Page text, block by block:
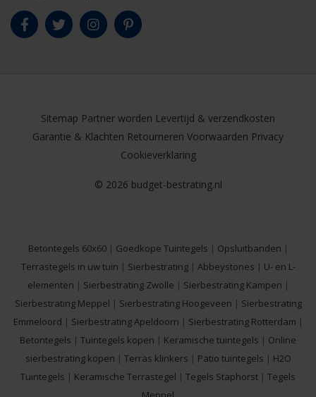
Sitemap Partner worden Levertijd & verzendkosten
Garantie & Klachten Retourneren Voorwaarden Privacy
Cookieverklaring
© 2026 budget-bestrating.nl
Betontegels 60x60 | Goedkope Tuintegels | Opsluitbanden |
Terrastegels in uw tuin | Sierbestrating | Abbeystones | U- en L-
elementen | Sierbestrating Zwolle | Sierbestrating Kampen |
Sierbestrating Meppel | Sierbestrating Hoogeveen | Sierbestrating
Emmeloord | Sierbestrating Apeldoorn | Sierbestrating Rotterdam |
Betontegels | Tuintegels kopen | Keramische tuintegels | Online
sierbestrating kopen | Terras klinkers | Patio tuintegels | H2O
Tuintegels | Keramische Terrastegel | Tegels Staphorst | Tegels